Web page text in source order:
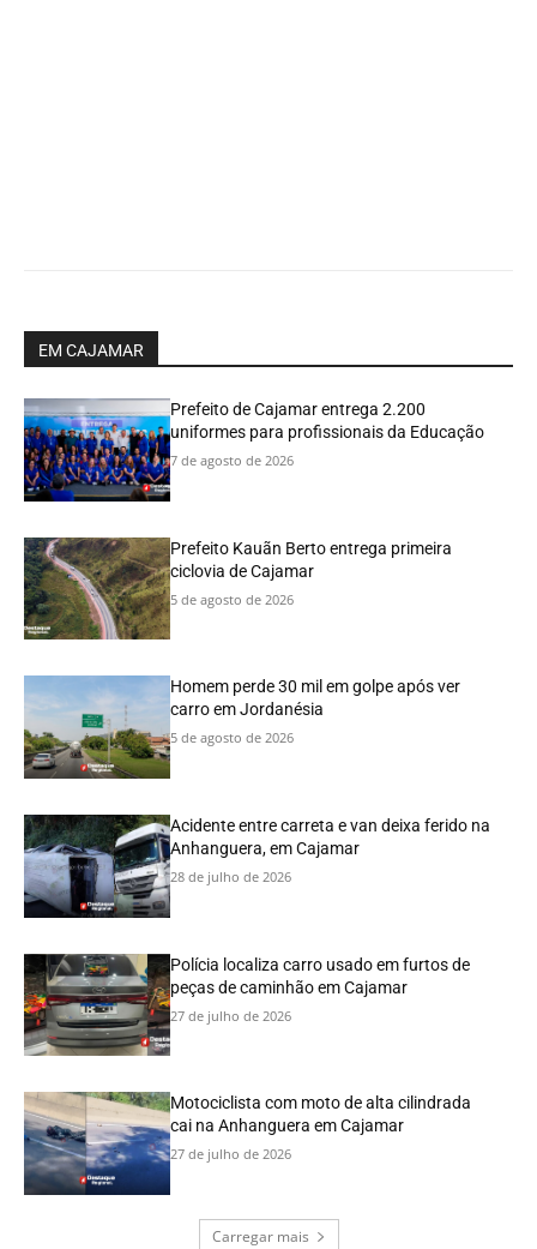
EM CAJAMAR
Prefeito de Cajamar entrega 2.200
uniformes para profissionais da Educação
7 de agosto de 2026
Prefeito Kauãn Berto entrega primeira
ciclovia de Cajamar
5 de agosto de 2026
Homem perde 30 mil em golpe após ver
carro em Jordanésia
5 de agosto de 2026
Acidente entre carreta e van deixa ferido na
Anhanguera, em Cajamar
28 de julho de 2026
Polícia localiza carro usado em furtos de
peças de caminhão em Cajamar
27 de julho de 2026
Motociclista com moto de alta cilindrada
cai na Anhanguera em Cajamar
27 de julho de 2026
Carregar mais